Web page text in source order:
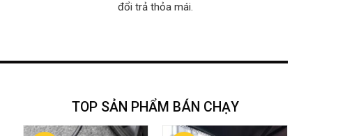
đổi trả thỏa mái.
TOP SẢN PHẨM BÁN CHẠY